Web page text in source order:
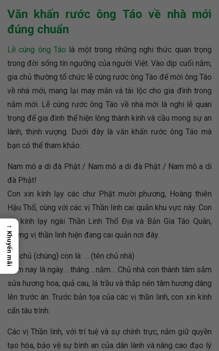
Văn khấn rước ông Táo về nhà mới
đúng chuẩn
Lễ cúng ông Táo là một trong những nghi thức quan trọng
trong đời sống tín ngưỡng của người Việt. Vào dịp cuối năm,
gia chủ thường tổ chức lễ cúng rước ông Táo để mời ông Táo
về nhà mới, mang lại may mắn và tài lộc cho gia đình trong
năm mới. Lễ cúng rước ông Táo về nhà mới là nghi lễ quan
trọng để gia đình thể hiện lòng thành kính và cầu mong sự an
lành, thịnh vượng. Dưới đây là văn khấn rước ông Táo mà
bạn có thể tham khảo:
Nam mô a di đà Phật / Nam mô a di đà Phật / Nam mô a di
đà Phật!
Con xin kính lạy các chư Phật mười phương, Hoàng thiên
Hậu Thổ, cùng với các vị Thần linh cai quản khu vực này. Con
xin kính lạy ngài Thần Linh Thổ Địa và Bản Gia Táo Quân,
những vị thần linh hiện đang cai quản nơi đây.
Tín chủ (chúng) con là: … (tên chủ nhà)
Hôm nay là ngày… tháng… năm… Chủ nhà con thành tâm sắm
sửa hương hoa, quả cau, lá trầu và thắp nén tâm hương dâng
lên trước án. Trước bản tọa của các vị thần linh, con xin kính
cẩn tâu trình:
Các vị Thần linh, với trí tuệ và sự chính trực, nắm giữ quyền
tạo hóa, bảo vệ sự bình an của dân lành và nâng cao đạo lý
→
Khuyến mãi